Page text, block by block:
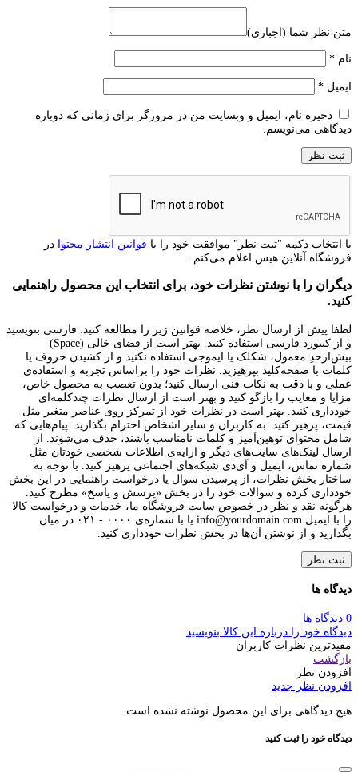
متن نظر شما (اجباری)
نام *
ایمیل *
ذخیره نام، ایمیل و وبسایت من در مرورگر برای زمانی که دوباره
دیدگاهی می‌نویسم.
با انتخاب دکمه "ثبت نظر" موافقت خود را با قوانین انتشار محتوا در
فروشگاه آنلاین هیس اعلام می‌کنم.
دیگران را با نوشتن نظرات خود، برای انتخاب این محصول راهنمایی
کنید.
لطفا پیش از ارسال نظر، خلاصه قوانین زیر را مطالعه کنید: فارسی بنویسید
و از کیبورد فارسی استفاده کنید. بهتر است از فضای خالی (Space)
بیش‌از‌حدِ معمول، شکلک یا ایموجی استفاده نکنید و از کشیدن حروف یا
کلمات با صفحه‌کلید بپرهیزید. نظرات خود را براساس تجربه و استفاده‌ی
عملی و با دقت به نکات فنی ارسال کنید؛ بدون تعصب به محصول خاص،
مزایا و معایب را بازگو کنید و بهتر است از ارسال نظرات چندکلمه‌‌ای
خودداری کنید. بهتر است در نظرات خود از تمرکز روی عناصر متغیر مثل
قیمت، پرهیز کنید. به کاربران و سایر اشخاص احترام بگذارید. پیام‌هایی که
شامل محتوای توهین‌آمیز و کلمات نامناسب باشند، حذف می‌شوند. از
ارسال لینک‌های سایت‌های دیگر و ارایه‌ی اطلاعات شخصی خودتان مثل
شماره تماس، ایمیل و آی‌دی شبکه‌های اجتماعی پرهیز کنید. با توجه به
ساختار بخش نظرات، از پرسیدن سوال یا درخواست راهنمایی در این بخش
خودداری کرده و سوالات خود را در بخش «پرسش و پاسخ» مطرح کنید.
هرگونه نقد و نظر در خصوص سایت فروشگاه ما، خدمات و درخواست کالا
را با ایمیل info@yourdomain.com یا با شماره‌ی ۰۰۰۰ - ۰۲۱ در میان
بگذارید و از نوشتن آن‌ها در بخش نظرات خودداری کنید.
ثبت نظر
دیدگاه ها
0 دیدگاه ها
دیدگاه خود را درباره این کالا بنویسید
مفیدترین نظرات کاربران
بازگشت
افزودن نظر
افزودن نظر جدید
هیچ دیدگاهی برای این محصول نوشته نشده است.
دیدگاه خود را ثبت کنید